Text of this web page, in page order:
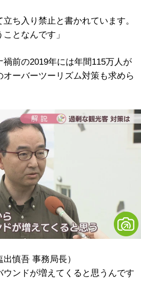
立ち入り禁止と書かれています。
となんです」
前の2019年には年間115万人が
ーバーツーリズム対策も求めら
出慎吾 事務局長）
ウンドが増えてくると思うんです